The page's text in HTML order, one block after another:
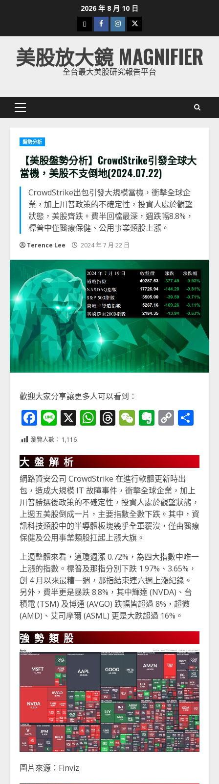
2026 年 8 月 10 日
下
載
美
股
Facebook
Instagram
Twitter
美股放大鏡 MAGNIFIER
全台最大美股研究報告平台
Primary
盤勢分析
【美股盤勢分析】CrowdStrike引發全球大
當機，美股不支倒地(2024.07.22)
CrowdStrike出包引發大規模當機，衝擊全球企
業，加上川普政策的不確定性，投資人處於觀望
狀態，美股齊跌。費半回檔最深，週跌幅8.8%，
標普中僅醫療保健、公用事業類股上漲。
Terence Lee 2024 年 7 月 22 日
歡迎大家分享讓更多人可以看到：
Facebook
Line
X WhatsApp
Threads
WeChat
Evernote
Copy
瀏覽人數： 1,116
大盤解析
網路資安公司 CrowdStrike 在進行軟體更新時出
包，造成大規模 IT 故障事件，衝擊全球企業，加上
川普勝選後政策的不確定性，投資人處於觀望狀態，
上週五美股倒成一片，主要指數全數下跌。其中，資
訊科技類股中的半導體板塊幾乎全軍覆沒，僅由醫療
保健及公用事業類股扛起上漲大旗。
上週整體來看，道瓊週漲 0.72%，為四大指數中唯一
上漲的指數。標普及那指分別下跌 1.97%、3.65%，
創 4 月以來最糟一週，那指結束連六週上漲紀錄。
另外，費半更是暴跌 8.8%，其中輝達 (NVDA)、台
積電 (TSM) 及博通 (AVGO) 跌幅皆超過 8%，超微
(AMD)、艾司摩爾 (ASML) 更是大跌超過 16%。
強勢類股
圖片來源：Finviz